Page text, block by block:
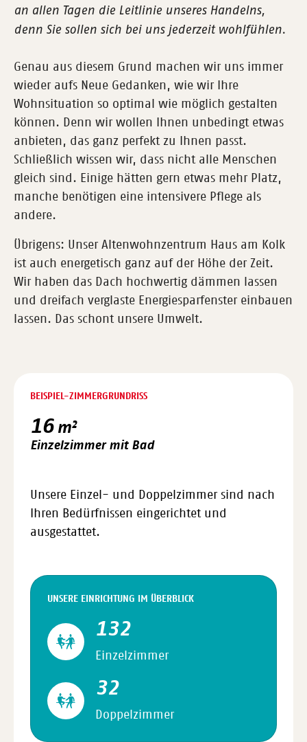
an allen Tagen die Leitlinie unseres Handelns,
denn Sie sollen sich bei uns jederzeit wohlfühlen.
Genau aus diesem Grund machen wir uns immer
wieder aufs Neue Gedanken, wie wir Ihre
Wohnsituation so optimal wie möglich gestalten
können. Denn wir wollen Ihnen unbedingt etwas
anbieten, das ganz perfekt zu Ihnen passt.
Schließlich wissen wir, dass nicht alle Menschen
gleich sind. Einige hätten gern etwas mehr Platz,
manche benötigen eine intensivere Pflege als
andere.
Übrigens: Unser Altenwohnzentrum Haus am Kolk
ist auch energetisch ganz auf der Höhe der Zeit.
Wir haben das Dach hochwertig dämmen lassen
und dreifach verglaste Energiesparfenster einbauen
lassen. Das schont unsere Umwelt.
BEISPIEL-ZIMMERGRUNDRISS
16 m²
Einzelzimmer mit Bad
Unsere Einzel- und Doppelzimmer sind nach
Ihren Bedürfnissen eingerichtet und
ausgestattet.
UNSERE EINRICHTUNG IM ÜBERBLICK
132
Einzelzimmer
32
Doppelzimmer